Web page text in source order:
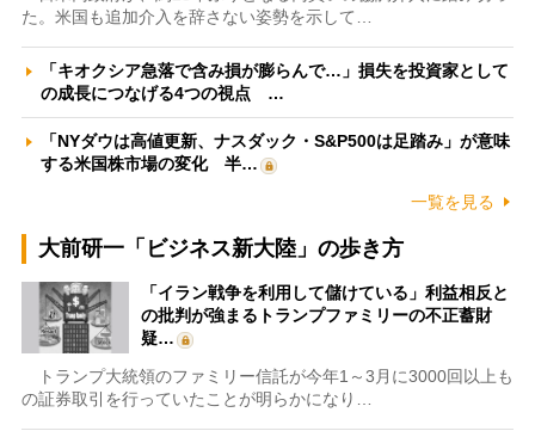
た。米国も追加介入を辞さない姿勢を示して…
「キオクシア急落で含み損が膨らんで…」損失を投資家として
の成長につなげる4つの視点 …
「NYダウは高値更新、ナスダック・S&P500は足踏み」が意味
する米国株市場の変化 半…
一覧を見る
大前研一「ビジネス新大陸」の歩き方
「イラン戦争を利用して儲けている」利益相反と
の批判が強まるトランプファミリーの不正蓄財
疑…
トランプ大統領のファミリー信託が今年1～3月に3000回以上も
の証券取引を行っていたことが明らかになり…